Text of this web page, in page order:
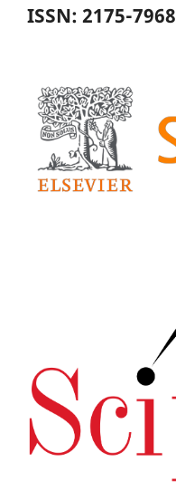
ISSN: 2175-7968